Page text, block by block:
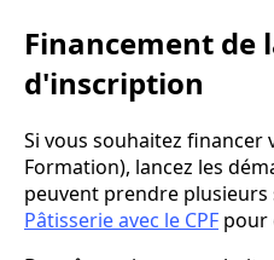
Financement de
d'inscription
Si vous souhaitez financer
Formation), lancez les
peuvent prendre
Pâtisserie avec le CPF pour